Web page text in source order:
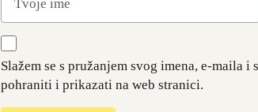
Slažem se s pružanjem svog imena, e-maila
pohraniti i prikazati na web stranici.